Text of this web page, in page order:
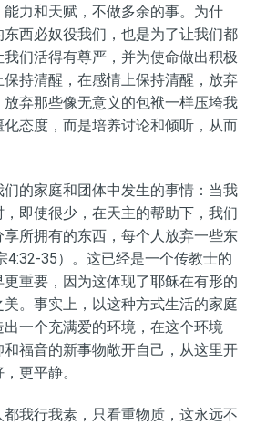
力和天赋，不做多余的事。为什
东西必奴役我们，也是为了让我们都
我们活得有尊严，并为使命做出积极
持清醒，在感情上保持清醒，放弃
弃那些像无意义的包袱一样压垮我
态度， 而是培养讨论和倾听，从而
的家庭和团体中发生的事情： 当我
即使很少，在天主的帮助下，我们
享所拥有的东西，每个人放弃一些东
4:32-35） 。这已经是一个传教士的
更重要，因为这体现了耶稣在有形的
美。事实上，以这种方式生活的家庭
一个充满爱的环境，在这个环境
福音的新事物敞开自己 ，从这里开
更平静。
我行我素，只看重物质， 这永远不